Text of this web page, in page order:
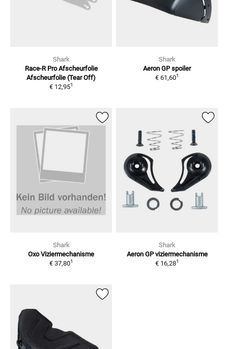
Shark
Race-R Pro Afscheurfolie
Afscheurfolie (Tear Off)
€ 12,951
Shark
Aeron GP spoiler
€ 61,601
Shark
Oxo Viziermechanisme
€ 37,801
Shark
Aeron GP viziermechanisme
€ 16,281